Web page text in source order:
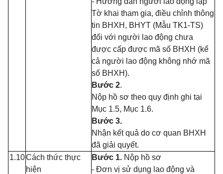
Tờ khai tham gia, điều chỉnh thông
tin BHXH, BHYT (Mẫu TK1-TS)
đối với người lao động chưa
được cấp được mã số BHXH (kể
cả người lao động không nhớ mã
số BHXH).
Bước 2.
Nộp hồ sơ theo quy định ghi tại
Mục 1.5, Mục 1.6.
Bước 3.
Nhận kết quả do cơ quan BHXH
đã giải quyết.
1.10Cách thức thực
hiện
Bước 1. Nộp hồ sơ
- Đơn vị sử dụng lao động và